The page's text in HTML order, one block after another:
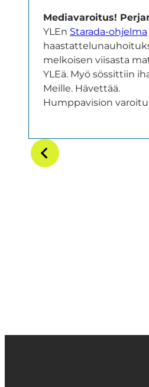
Mediavaroitus!
YLEn Starada-ohjelma
melkoisen viisasta
YLEä. Myö sössittiin
Meille. Hävettää.
Humppavision